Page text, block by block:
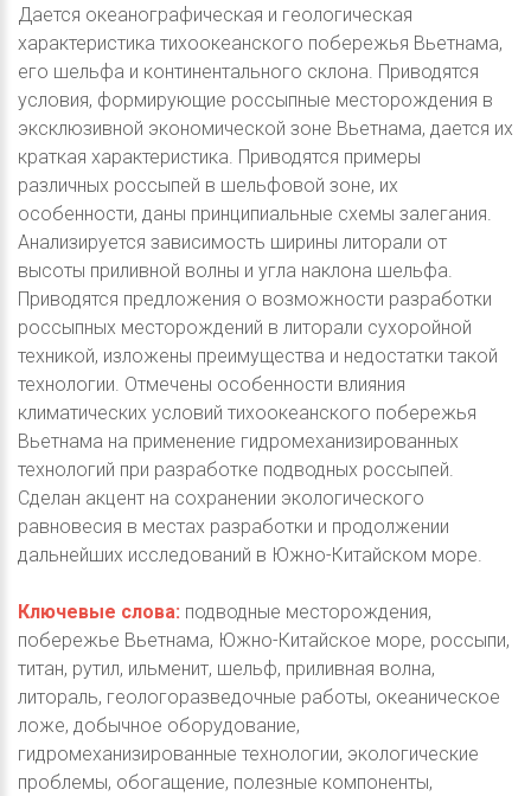
Дается океанографическая и геологическая
характеристика тихоокеанского побережья Вьетнама,
его шельфа и континентального склона. Приводятся
условия, формирующие россыпные месторождения в
эксклюзивной экономической зоне Вьетнама, дается их
краткая характеристика. Приводятся примеры
различных россыпей в шельфовой зоне, их
особенности, даны принципиальные схемы залегания.
Анализируется зависимость ширины литорали от
высоты приливной волны и угла наклона шельфа.
Приводятся предложения о возможности разработки
россыпных месторождений в литорали сухоройной
техникой, изложены преимущества и недостатки такой
технологии. Отмечены особенности влияния
климатических условий тихоокеанского побережья
Вьетнама на применение гидромеханизированных
технологий при разработке подводных россыпей.
Сделан акцент на сохранении экологического
равновесия в местах разработки и продолжении
дальнейших исследований в Южно-Китайском море.
Ключевые слова: подводные месторождения,
побережье Вьетнама, Южно-Китайское море, россыпи,
титан, рутил, ильменит, шельф, приливная волна,
литораль, геологоразведочные работы, океаническое
ложе, добычное оборудование,
гидромеханизированные технологии, экологические
проблемы, обогащение, полезные компоненты,